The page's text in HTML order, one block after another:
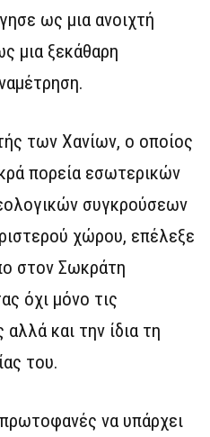
ως μια ανοιχτή
μια ξεκάθαρη
των Χανίων, ο οποίος
πορεία εσωτερικών
συγκρούσεων
χώρου, επέλεξε
στον Σωκράτη
όχι μόνο τις
και την ίδια τη
του.
να υπάρχει